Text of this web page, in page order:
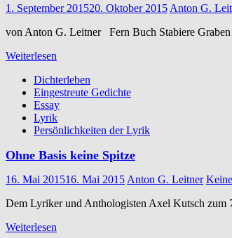
1. September 201520. Oktober 2015 Anton G.
von Anton G. Leitner Fern Buch Stabiere
Weiterlesen
Dichterleben
Eingestreute Gedichte
Essay
Lyrik
Persönlichkeiten der Lyrik
Ohne Basis keine Spitze
16. Mai 201516. Mai 2015 Anton G. Leitner
Dem Lyriker und Anthologisten Axel Kutsch zum
Weiterlesen